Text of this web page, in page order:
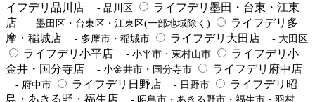
イフデリ品川店
- 品川区
ライフデリ墨田・台東・江東
店
- 墨田区・台東区・江東区(一部地域除く)
ライフデリ多
摩・稲城店
- 多摩市・稲城市 ライフデリ大田店 - 大田区
ライフデリ小平店 - 小平市・東村山市
ライフデリ小
金井・国分寺店
- 小金井市・国分寺市 ライフデリ府中店
- 府中市 ライフデリ日野店 - 日野市
ライフデリ昭
島・あきる野・福生店
- 昭島市・あきる野市・福生市・羽村